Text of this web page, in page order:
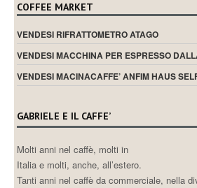
COFFEE MARKET
VENDESI RIFRATTOMETRO ATAGO
VENDESI MACCHINA PER ESPRESSO
VENDESI MACINACAFFE’ ANFIM HAUS
GABRIELE E IL CAFFE’
Molti anni nel caffè, molti in
Italia e molti, anche, all’estero.
Tanti anni nel caffè da commerciale, nella